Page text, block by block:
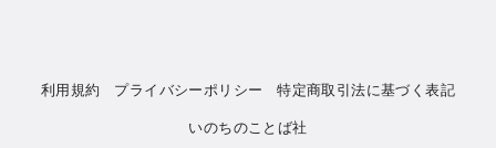
利用規約 プライバシーポリシー
特定商取引法に基づく表記
いのちのことば社